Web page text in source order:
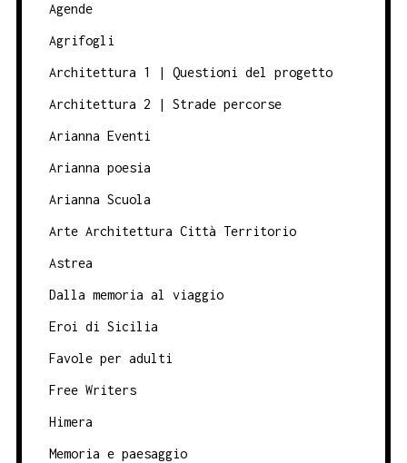
Agende
Agrifogli
Architettura 1 | Questioni del progetto
Architettura 2 | Strade percorse
Arianna Eventi
Arianna poesia
Arianna Scuola
Arte Architettura Città Territorio
Astrea
Dalla memoria al viaggio
Eroi di Sicilia
Favole per adulti
Free Writers
Himera
Memoria e paesaggio